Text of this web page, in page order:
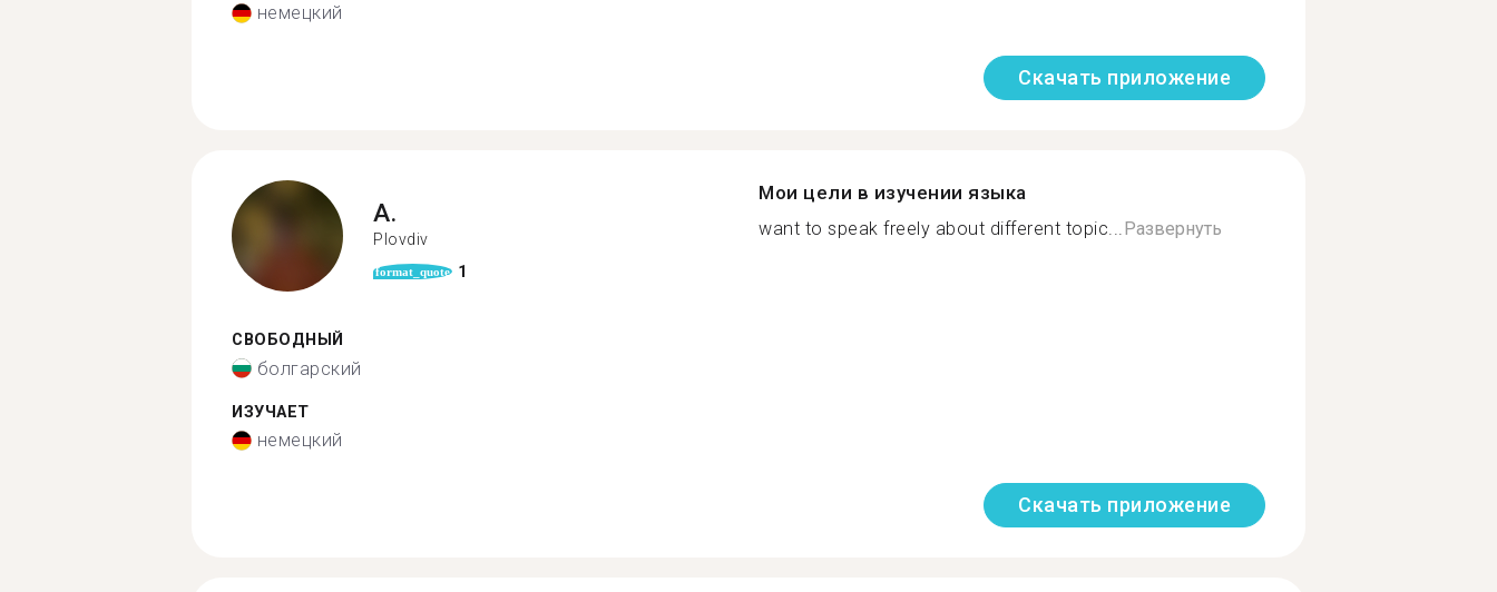
немецкий
Скачать приложение
A.
Plovdiv
format_quote 1
СВОБОДНЫЙ
болгарский
ИЗУЧАЕТ
немецкий
Мои цели в изучении языка
want to speak freely about different topic...Развернуть
Скачать приложение